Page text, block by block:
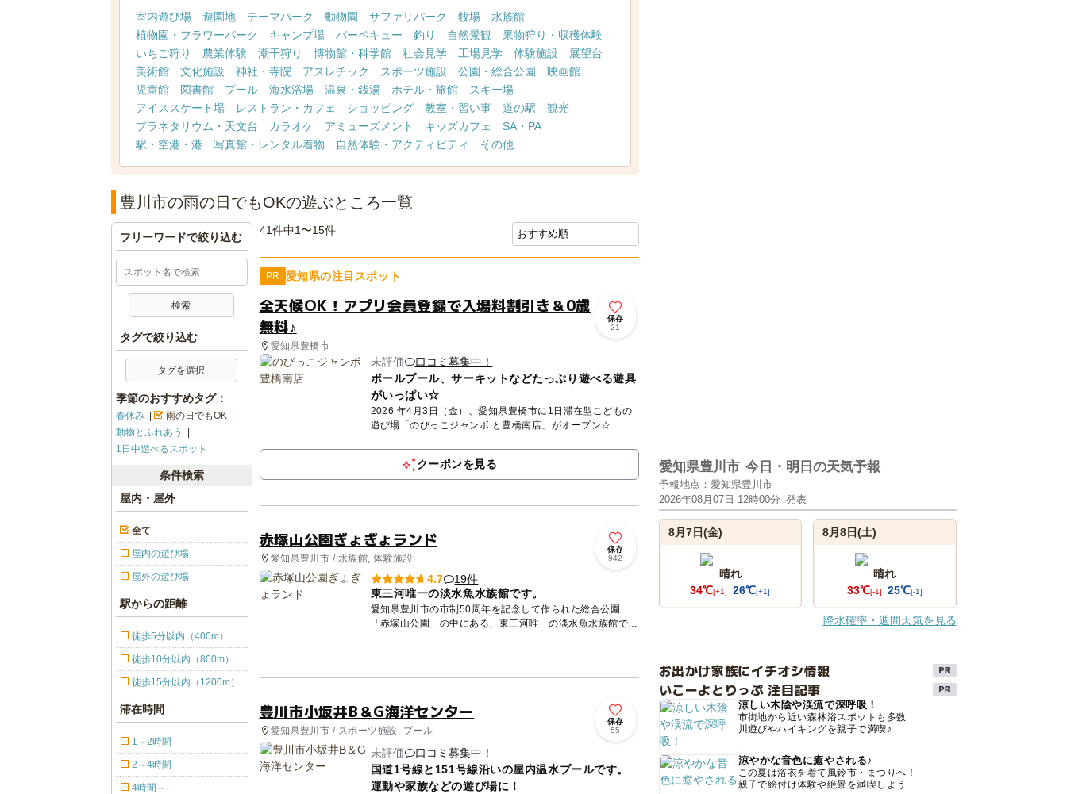
室内遊び場 遊園地 テーマパーク 動物園 サファリパーク 牧場
水族館
植物園・フラワーパーク
キャンプ場 バーベキュー 釣り 自然景観
果物狩り・収穫体験
いちご狩り
農業体験 潮干狩り 博物館・科学館 社会見学 工場見学 体験施設
展望台
美術館
文化施設 神社・寺院 アスレチック スポーツ施設 公園・総合公園
映画館
児童館
図書館 プール 海水浴場 温泉・銭湯 ホテル・旅館
スキー場
アイススケート場
レストラン・カフェ ショッピング 教室・習い事 道の駅
観光
プラネタリウム・天文台
カラオケ アミューズメント キッズカフェ
SA・PA
駅・空港・港
写真館・レンタル着物 自然体験・アクティビティ その他
豊川市の雨の日でもOKの遊ぶところ一覧
41件中1〜15件
PR 愛知県の注目スポット
全天候OK！アプリ会員登録で入場料割引き＆0歳
無料♪
愛知県豊橋市
保存
21
未評価
口コミ募集中！
ボールプール、サーキットなどたっぷり遊べる遊具
がいっぱい☆
2026 年4月3日（金）、愛知県豊橋市に1日滞在型こどもの
遊び場「のびっこジャンボ と豊橋南店」がオープン☆ の
クーポンを見る
赤塚山公園ぎょぎょランド
愛知県豊川市 / 水族館, 体験施設
保存
942
4.7
19件
東三河唯一の淡水魚水族館です。
愛知県豊川市の市制50周年を記念して作られた総合公園
「赤塚山公園」の中にある、東三河唯一の淡水魚水族館で
豊川市小坂井B＆G海洋センター
愛知県豊川市 / スポーツ施設, プール
保存
55
未評価
口コミ募集中！
国道1号線と151号線沿いの屋内温水プールです。
運動や家族などの遊び場に！
フリーワードで絞り込む
タグで絞り込む
タグを選択
季節のおすすめタグ：
春休み
雨の日でもOK
動物とふれあう
1日中遊べるスポット
条件検索
屋内・屋外
全て
屋内の遊び場
屋外の遊び場
駅からの距離
徒歩5分以内（400m）
徒歩10分以内（800m）
徒歩15分以内（1200m）
滞在時間
1～2時間
2～4時間
4時間～
愛知県豊川市 今日・明日の天気予報
予報地点：愛知県豊川市
2026年08月07日 12時00分 発表
8月7日(金)
晴れ
34℃[+1] 26℃[+1]
8月8日(土)
晴れ
33℃[-1] 25℃[-1]
降水確率・週間天気を見る
お出かけ家族にイチオシ情報
いこーよとりっぷ 注目記事
涼しい木陰や渓流で深呼吸！
市街地から近い森林浴スポットも多数
川遊びやハイキングを親子で満喫♪
涼やかな音色に癒やされる♪
この夏は浴衣を着て風鈴市・まつりへ！
親子で絵付け体験や絶景を満喫しよう